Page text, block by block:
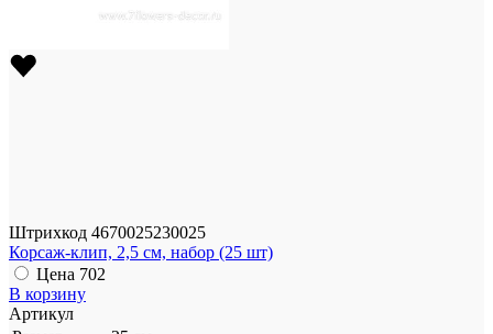
Штрихкод 4670025230025
Корсаж-клип, 2,5 см, набор (25 шт)
Цена 702
В корзину
Артикул